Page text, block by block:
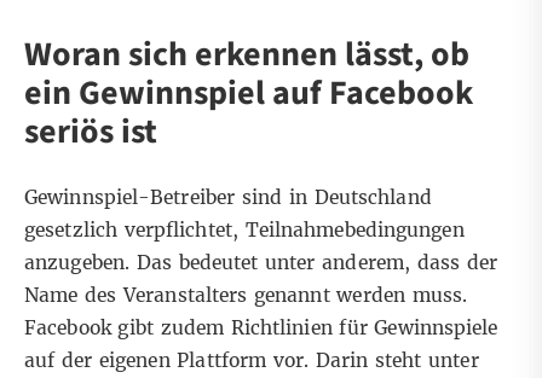
Woran sich erkennen lässt, ob
ein Gewinnspiel auf Facebook
seriös ist
Gewinnspiel-Betreiber sind in Deutschland
gesetzlich verpflichtet, Teilnahmebedingungen
anzugeben. Das bedeutet unter anderem, dass der
Name des Veranstalters genannt werden muss.
Facebook gibt zudem Richtlinienfür Gewinnspiele
auf der eigenen Plattform vor. Darin steht unter